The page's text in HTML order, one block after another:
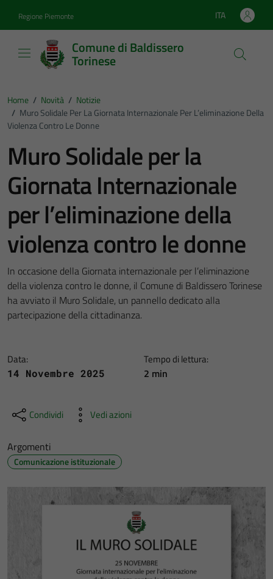
Regione Piemonte Lingua attiva:
ITA
Comune di Baldissero
Torinese
Home / Novità / Notizie
/ Muro Solidale Per La Giornata Internazionale Per L’eliminazione Della
Violenza Contro Le Donne
Muro Solidale per la
Giornata Internazionale
per l’eliminazione della
violenza contro le donne
In occasione della Giornata internazionale per l’eliminazione
della violenza contro le donne, il Comune di Baldissero Torinese
ha avviato il Muro Solidale, un pannello dedicato alla
partecipazione della cittadinanza.
Data:
14 Novembre 2025
Tempo di lettura:
2 min
Condividi Vedi azioni
Argomenti
Comunicazione istituzionale